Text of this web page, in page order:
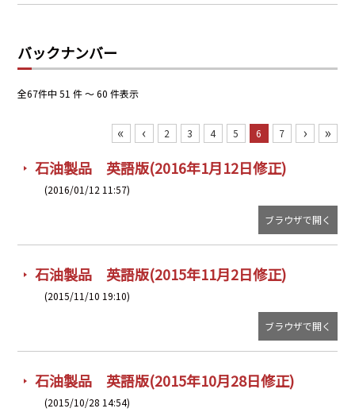
会社概要
年間休刊日
バックナンバー
全67件中 51 件 ～ 60 件表示
« ‹ 2 3 4 5 6 7 ›
»
石油製品 英語版(2016年1月12日修正)
(2016/01/12 11:57)
ブラウザで開く
石油製品 英語版(2015年11月2日修正)
(2015/11/10 19:10)
ブラウザで開く
石油製品 英語版(2015年10月28日修正)
(2015/10/28 14:54)